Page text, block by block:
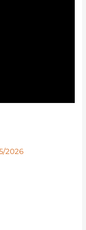
2026